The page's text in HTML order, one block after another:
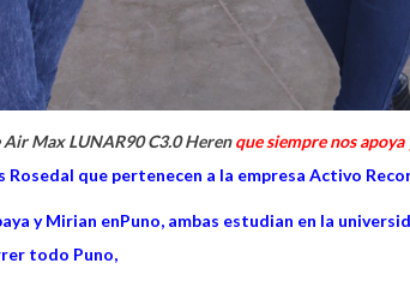
Max LUNAR90 C3.0 Herenque siempre nos apoya
Rosedal que pertenecen a la empresa Activo
y Mirian enPuno, ambas estudian en la
todo Puno,